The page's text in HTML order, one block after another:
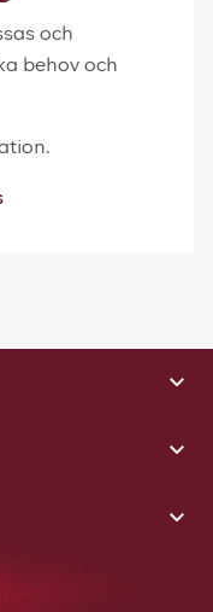
och
behov och